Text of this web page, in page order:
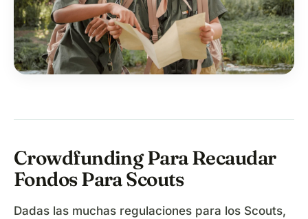
Crowdfunding Para Recaudar
Fondos Para Scouts
Dadas las muchas regulaciones para los Scouts,